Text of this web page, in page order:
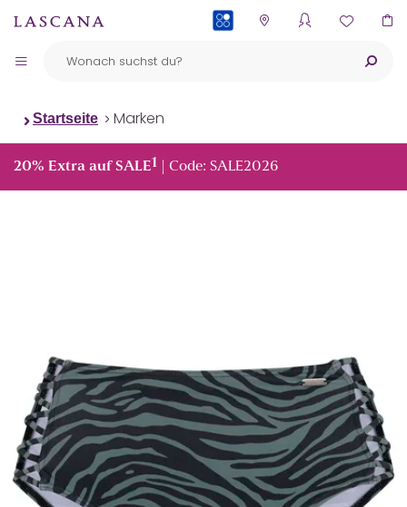
Startseite Marken
20% Extra auf SALE1 | Code: SALE2026